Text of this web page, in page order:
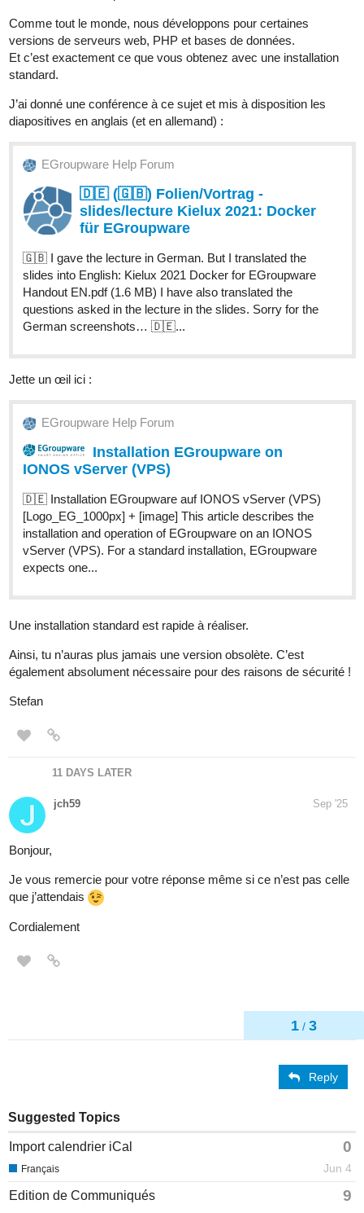
1 / 3
Comme tout le monde, nous développons pour certaines
versions de serveurs web, PHP et bases de données.
Et c’est exactement ce que vous obtenez avec une installation
standard.
J’ai donné une conférence à ce sujet et mis à disposition les
diapositives en anglais (et en allemand) :
EGroupware Help Forum
🇩🇪 (🇬🇧) Folien/Vortrag -
slides/lecture Kielux 2021: Docker
für EGroupware
🇬🇧 I gave the lecture in German. But I translated the
slides into English: Kielux 2021 Docker for EGroupware
Handout EN.pdf (1.6 MB) I have also translated the
questions asked in the lecture in the slides. Sorry for the
German screenshots… 🇩🇪...
Jette un œil ici :
EGroupware Help Forum
Installation EGroupware on
IONOS vServer (VPS)
🇩🇪 Installation EGroupware auf IONOS vServer (VPS)
[Logo_EG_1000px] + [image] This article describes the
installation and operation of EGroupware on an IONOS
vServer (VPS). For a standard installation, EGroupware
expects one...
Une installation standard est rapide à réaliser.
Ainsi, tu n’auras plus jamais une version obsolète. C’est
également absolument nécessaire pour des raisons de sécurité !
Stefan
11 DAYS LATER
jch59 Sep '25
Bonjour,
Je vous remercie pour votre réponse même si ce n’est pas celle
que j’attendais
Cordialement
Reply
Suggested Topics
Import calendrier iCal 0
Jun 4
Français
Edition de Communiqués 9